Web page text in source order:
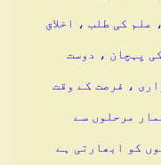
علم کی طلب ، اخلاق
پہچان ، دوست
، فرصت کے وقت
مرحلوں سے
کو ابھارتی ہے